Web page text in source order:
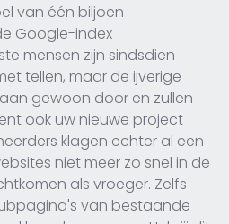
van één biljoen
Google-index
mensen zijn sindsdien
tellen, maar de ijverige
gewoon door en zullen
ook uw nieuwe project
klagen echter al een
niet meer zo snel in de
als vroeger. Zelfs
van bestaande